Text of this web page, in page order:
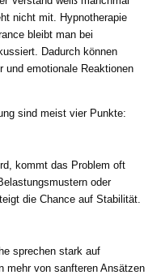
nicht mit. Hypnotherapie
bleibt man bei
Dadurch können
und emotionale Reaktionen
sind meist vier Punkte:
kommt das Problem oft
oder
die Chance auf Stabilität.
sprechen stark auf
mehr von sanfteren Ansätzen